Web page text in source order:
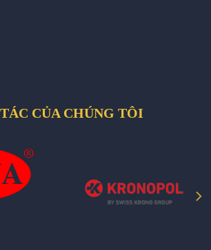
CỦA CHÚNG TÔI